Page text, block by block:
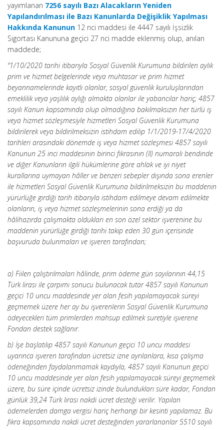
yayımlanan 7256 sayılı Bazı Alacakların Yeniden
Yapılandırılması ile Bazı Kanunlarda Değişiklik Yapılması
Hakkında Kanunun 12 nci maddesi ile 4447 sayılı İşsizlik
Sigortası Kanununa geçici 27 nci madde eklenmiş olup, anılan
maddede;
“1/10/2020 tarihi itibarıyla Sosyal Güvenlik Kurumuna bildirilen aylık
prim ve hizmet belgelerinde veya muhtasar ve prim hizmet
beyannamelerinde kayıtlı olanlar, sosyal güvenlik kuruluşlarından
emeklilik veya yaşlılık aylığı almakta olanlar ile yabancılar hariç; 4857
sayılı Kanun kapsamında olup olmadığına bakılmaksızın her türlü iş
veya hizmet sözleşmesiyle hizmetleri Sosyal Güvenlik Kurumuna
bildirilerek veya bildirilmeksizin istihdam edilip 1/1/2019-17/4/2020
tarihleri arasındaki dönemde iş veya hizmet sözleşmesi 4857 sayılı
Kanunun 25 inci maddesinin birinci fıkrasının (II) numaralı bendinde
ve diğer Kanunların ilgili hükümlerine göre ahlak ve iyi niyet
kurallarına uymayan hâller ve benzeri sebepler dışında sona erenler
ile hizmetleri Sosyal Güvenlik Kurumuna bildirilmeksizin bu maddenin
yürürlüğe girdiği tarih itibarıyla istihdam edilmeye devam edilmekte
olanların, iş veya hizmet sözleşmelerinin sona erdiği ya da
hâlihazırda çalışmakta oldukları en son özel sektör işverenine bu
maddenin yürürlüğe girdiği tarihi takip eden 30 gün içerisinde
başvuruda bulunmaları ve işveren tarafından;
a) Fiilen çalıştırılmaları hâlinde, prim ödeme gün sayılarının 44,15
Türk lirası ile çarpımı sonucu bulunacak tutar 4857 sayılı Kanunun
geçici 10 uncu maddesinde yer alan fesih yapılamayacak süreyi
geçmemek üzere her ay bu işverenlerin Sosyal Güvenlik Kurumuna
ödeyecekleri tüm primlerden mahsup edilmek suretiyle işverene
Fondan destek sağlanır.
b) İşe başlatılıp 4857 sayılı Kanunun geçici 10 uncu maddesi
uyarınca işveren tarafından ücretsiz izne ayrılanlara, kısa çalışma
ödeneğinden faydalanmamak kaydıyla, 4857 sayılı Kanunun geçici
10 uncu maddesinde yer alan fesih yapılamayacak süreyi geçmemek
üzere, bu süre içinde ücretsiz izinde bulundukları süre kadar, Fondan
günlük 39,24 Türk lirası nakdi ücret desteği verilir. Yapılan
ödemelerden damga vergisi hariç herhangi bir kesinti yapılamaz. Bu
fıkra kapsamında nakdi ücret desteğinden yararlananlar 5510 sayılı